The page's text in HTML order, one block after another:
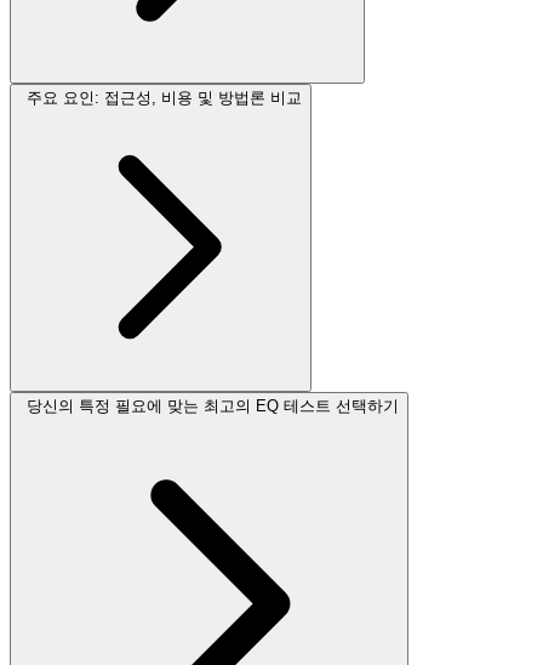
주요 요인: 접근성, 비용 및 방법론 비교
당신의 특정 필요에 맞는 최고의 EQ 테스트 선택하기